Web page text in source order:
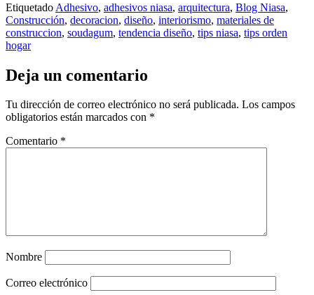
Etiquetado Adhesivo, adhesivos niasa, arquitectura, Blog Niasa,
Construcción, decoracion, diseño, interiorismo, materiales de
construccion, soudagum, tendencia diseño, tips niasa, tips orden
hogar
Deja un comentario
Tu dirección de correo electrónico no será publicada. Los campos
obligatorios están marcados con *
Comentario *
Nombre
Correo electrónico